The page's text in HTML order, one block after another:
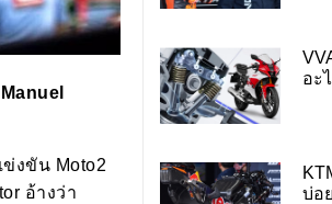
Manuel
งขัน Moto2
อ้างว่า
อะ
บ่อ